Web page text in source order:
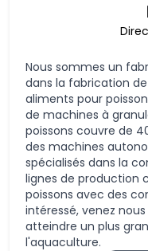
Nous sommes un
dans la fabrication
aliments pour
de machines à
poissons couvre de
des machines
spécialisés dans la
lignes de production
poissons avec des
intéressé, venez
atteindre un plus
l'aquaculture.